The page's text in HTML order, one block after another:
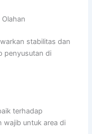
stabilitas dan
penyusutan di
terhadap
wajib untuk area di